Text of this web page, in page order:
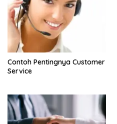
Contoh Pentingnya Customer
Service